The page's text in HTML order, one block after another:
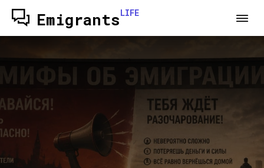
EmigrantsLIFE